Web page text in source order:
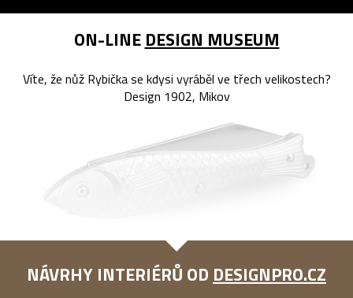
ON-LINE DESIGN MUSEUM
Víte, že nůž Rybička se kdysi vyráběl ve třech velikostech?
Design 1902, Mikov
NÁVRHY INTERIÉRŮ OD DESIGNPRO.CZ